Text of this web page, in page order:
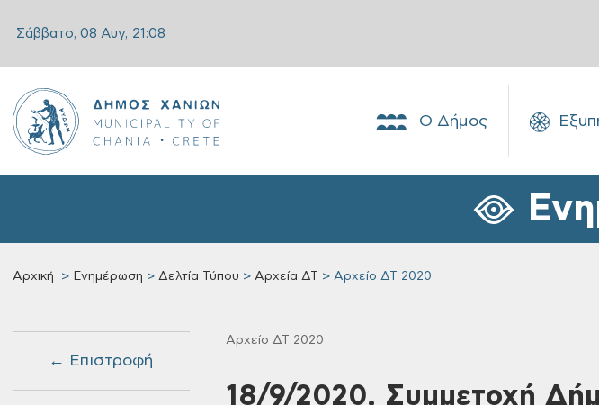
Σάββατο, 08 Αυγ, 21:08
Ο Δήμος
Αρχική Ενημέρωση Δελτία Τύπου Αρχεία ΔΤ Αρχείο ΔΤ 2020
← Επιστροφή
Αρχείο ΔΤ 2020
18/9/2020, Συμμετοχή